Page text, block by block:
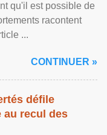
qu'il est possible de
racontent
...
CONTINUER »
défile
au recul des